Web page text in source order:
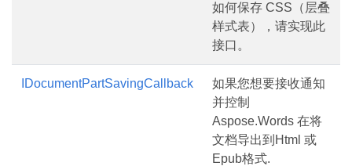
如何保存 CSS（层叠
样式表），请实现此
接口。
IDocumentPartSavingCallback
如果您想要接收通知
并控制
Aspose.Words 在将
文档导出到Html 或
Epub格式.